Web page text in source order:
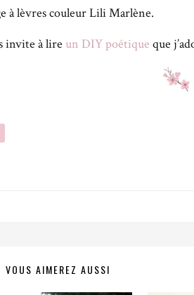
à lèvres couleur Lili Marlène.
invite à lire un DIY poétique que
VOUS AIMEREZ AUSSI